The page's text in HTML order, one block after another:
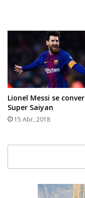
Lionel Messi se
Super Saiyan
15 Abr, 2018